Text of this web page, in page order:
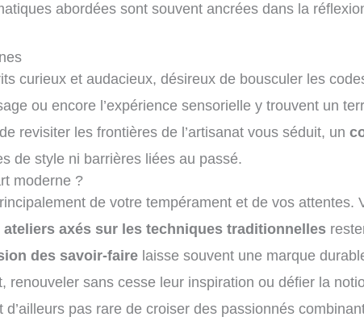
abordées sont souvent ancrées dans la
curieux et audacieux, désireux de bousculer les
ou encore l’expérience sensorielle y trouvent un
revisiter les frontières de l’artisanat vous séduit, un
de style ni barrières liées au passé.
moderne ?
de votre tempérament et de vos
ateliers axés sur les techniques traditionnelles
des savoir-faire laisse souvent une marque
renouveler sans cesse leur inspiration ou défier la
d’ailleurs pas rare de croiser des passionnés